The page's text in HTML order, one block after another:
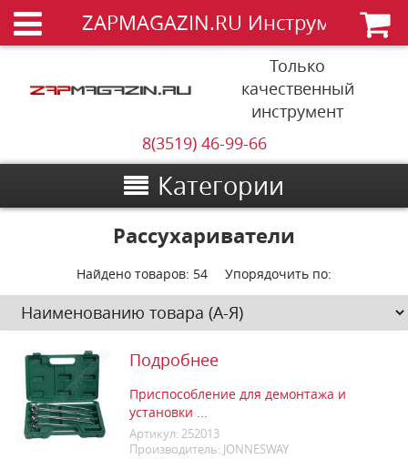
ZAPMAGAZIN.RU Инструменты
Только
качественный
инструмент
8(3519) 46-99-66
Категории
Рассухариватели
Найдено товаров: 54 Упорядочить по:
Подробнее
Приспособление для демонтажа и
установки ...
Артикул: 252013
Производитель: JONNESWAY